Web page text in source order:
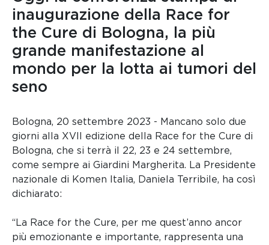
inaugurazione della Race for
the Cure di Bologna, la più
grande manifestazione al
mondo per la lotta ai tumori del
seno
Bologna, 20 settembre 2023 - Mancano solo due
giorni alla XVII edizione della Race for the Cure di
Bologna, che si terrà il 22, 23 e 24 settembre,
come sempre ai Giardini Margherita. La Presidente
nazionale di Komen Italia, Daniela Terribile, ha così
dichiarato:
“La Race for the Cure, per me quest’anno ancor
più emozionante e importante, rappresenta una